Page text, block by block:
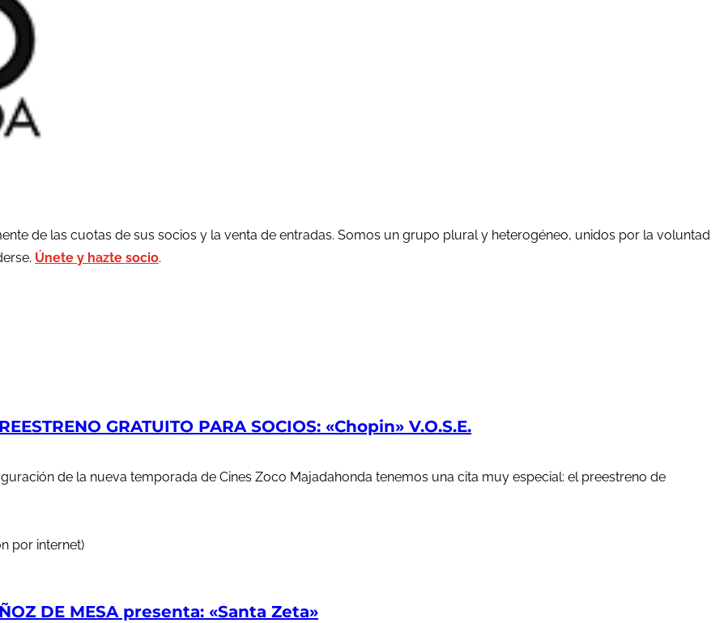
de las cuotas de sus socios y la venta de entradas. Somos un grupo plural y heterogéneo, unidos por la voluntad
Únete y hazte socio.
GRATUITO PARA SOCIOS: «Chopin» V.O.S.E.
de la nueva temporada de Cines Zoco Majadahonda tenemos una cita muy especial: el preestreno de
por internet)
DE MESA presenta: «Santa Zeta»